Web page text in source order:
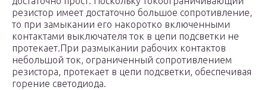
резистор имеет достаточно большое сопротивление,
то при замыкании его накоротко включенными
контактами выключателя ток в цепи подсветки не
протекает.При размыкании рабочих контактов
небольшой ток, ограниченный сопротивлением
резистора, протекает в цепи подсветки, обеспечивая
горение светодиода.